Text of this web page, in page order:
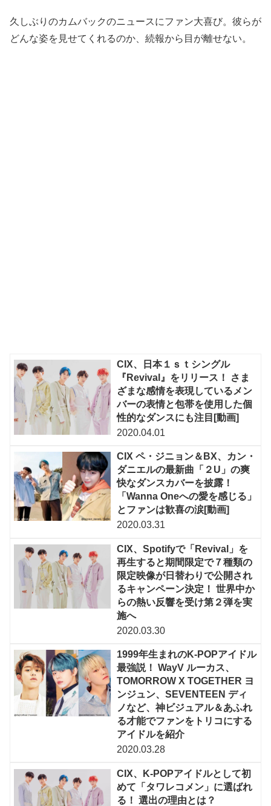
久しぶりのカムバックのニュースにファン大喜び。彼らが
どんな姿を見せてくれるのか、続報から目が離せない。
CIX、日本１ｓｔシングル
『Revival』をリリース！ さま
ざまな感情を表現しているメン
バーの表情と包帯を使用した個
性的なダンスにも注目[動画]
2020.04.01
CIX ペ・ジニョン＆BX、カン・
ダニエルの最新曲「２U」の爽
快なダンスカバーを披露！
「Wanna Oneへの愛を感じる」
とファンは歓喜の涙[動画]
2020.03.31
CIX、Spotifyで「Revival」を
再生すると期間限定で７種類の
限定映像が日替わりで公開され
るキャンペーン決定！ 世界中か
らの熱い反響を受け第２弾を実
施へ
2020.03.30
1999年生まれのK-POPアイドル
最強説！ WayV ルーカス、
TOMORROW X TOGETHER ヨ
ンジュン、SEVENTEEN ディ
ノなど、神ビジュアル＆あふれ
る才能でファンをトリコにする
アイドルを紹介
2020.03.28
CIX、K-POPアイドルとして初
めて「タワレコメン」に選ばれ
る！ 選出の理由とは？